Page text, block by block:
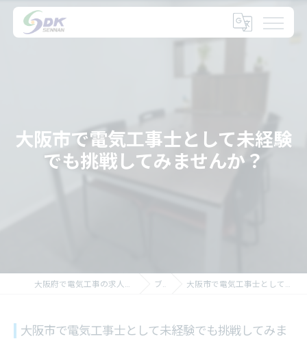
大阪市で電気工事士として未経験
でも挑戦してみませんか？
大阪府で電気工事の求人なら大阪府の泉南電機株式会社 ブログ 大阪市で電気工事士として未経験でも挑戦してみませんか？
大阪市で電気工事士として未経験でも挑戦してみま